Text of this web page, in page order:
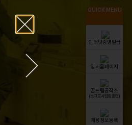
QUICK MENU
인터넷증명발급
입시홈페이지
꿈드림공작소
(소규모사업장훈련)
채용정보등록